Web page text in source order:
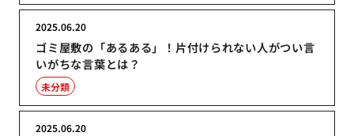
ゴミ屋敷の「あるある」！片付けられない人がつい言
いがちな言葉とは？
2025.06.20
未分類
2025.06.20